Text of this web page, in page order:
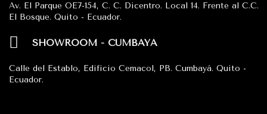
Av. El Parque OE7-154, C. C. Dicentro. Local 14. Frente al C.C.
El Bosque. Quito - Ecuador.
SHOWROOM - CUMBAYÁ
Calle del Establo, Edificio Cemacol, PB. Cumbayá. Quito -
Ecuador.